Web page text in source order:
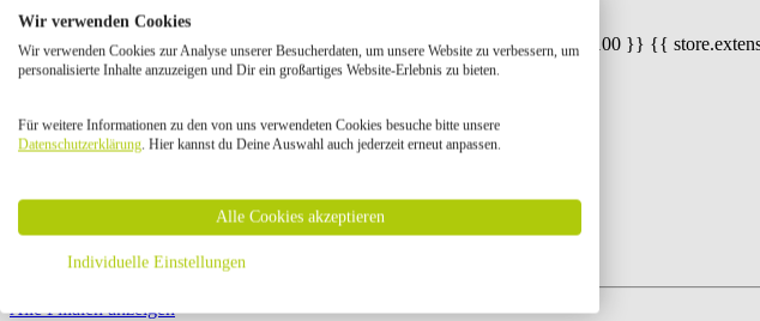
{{ Math.round(store.extensions.neti_store_pickup_distance.distance * 100) / 100 }} {{
{{ store.label }}
Ausgewählt Auswählen Öffnungszeiten
Öffnungszeiten:
Seite {{ pagination.page }} von {{ pagination.pageCount }}
Alle Filialen anzeigen
Wir verwenden Cookies
Wir verwenden Cookies zur Analyse unserer Besucherdaten, um unsere Website zu verbessern, um
personalisierte Inhalte anzuzeigen und Dir ein großartiges Website-Erlebnis zu bieten.
Für weitere Informationen zu den von uns verwendeten Cookies besuche bitte unsere
Datenschutzerklärung. Hier kannst du Deine Auswahl auch jederzeit erneut anpassen.
Alle Cookies akzeptieren
Individuelle Einstellungen